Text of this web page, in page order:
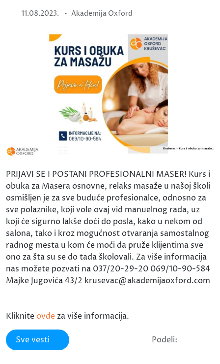
11.08.2023. • Akademija Oxford
PRIJAVI SE I POSTANI PROFESIONALNI MASER! Kurs i
obuka za Masera osnovne, relaks masaže u našoj školi
osmišljen je za sve buduće profesionalce, odnosno za
sve polaznike, koji vole ovaj vid manuelnog rada, uz
koji će sigurno lakše doći do posla, kako u nekom od
salona, tako i kroz mogućnost otvaranja samostalnog
radnog mesta u kom će moći da pruže klijentima sve
ono za šta su se do tada školovali. Za više informacija
nas možete pozvati na 037/20-29-20 069/10-90-584
Majke Jugovića 43/2 krusevac@akademijaoxford.com
Kliknite ovde za više informacija.
Sve vesti Podeli: